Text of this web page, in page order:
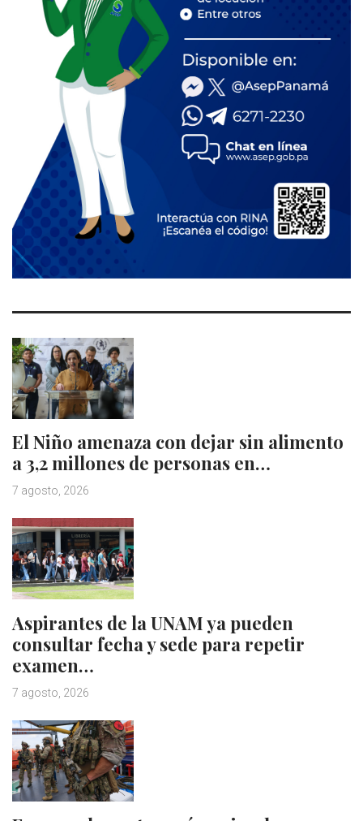
El Niño amenaza con dejar sin alimento
a 3,2 millones de personas en…
7 agosto, 2026
Aspirantes de la UNAM ya pueden
consultar fecha y sede para repetir
examen…
7 agosto, 2026